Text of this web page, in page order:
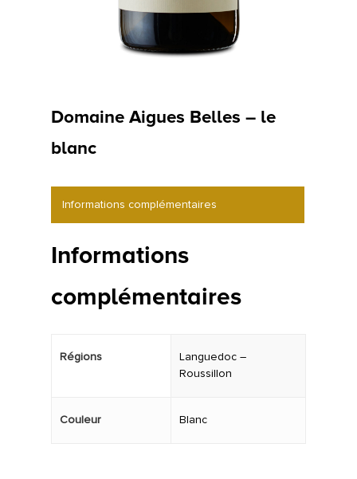
Domaine Aigues Belles – le
blanc
Informations complémentaires
Informations
complémentaires
Régions
Languedoc –
Roussillon
Couleur Blanc